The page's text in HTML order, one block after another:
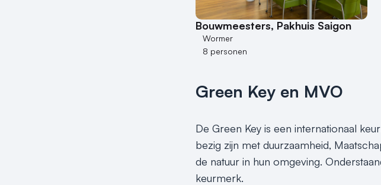
Bouwmeesters, Pakhuis Saigon
Wormer
8 personen
Green Key en MVO
De Green Key is een internationaal
bezig zijn met duurzaamheid,
de natuur in hun omgeving.
keurmerk.